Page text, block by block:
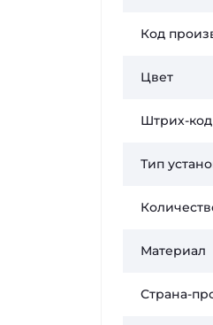
Код
Цвет
Штрих-код
Тип
Материал
Страна-